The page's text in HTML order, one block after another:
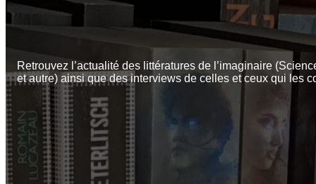
Retrouvez l’actualité des littératures de l’imaginaire
et autre) ainsi que des interviews de celles et ceux qui les